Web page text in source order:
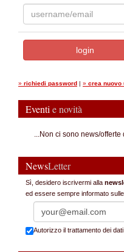
» richiedi password | » crea nuovo
Eventi e novità
...Non ci sono news/
NewsLetter
Sì, desidero iscrivermi alla
ed essere sempre informato
Autorizzo il trattamento dei